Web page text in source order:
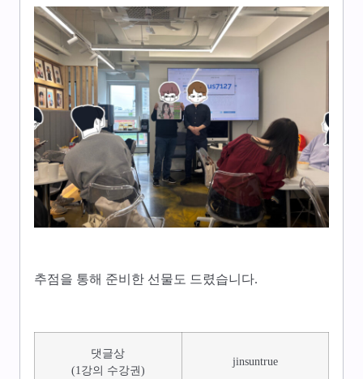
추점을 통해 준비한 선물도 드렸습니다.
댓글상
(1강의 수강권)
jinsuntrue